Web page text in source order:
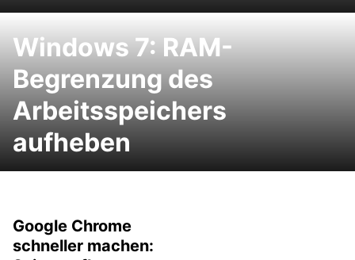
Windows 7: RAM-
Begrenzung des
Arbeitsspeichers
aufheben
Google Chrome
schneller machen: